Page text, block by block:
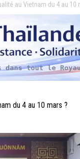
Thaïlande
au Vietnam du 4 au 10
du 4 au 10 mars ?